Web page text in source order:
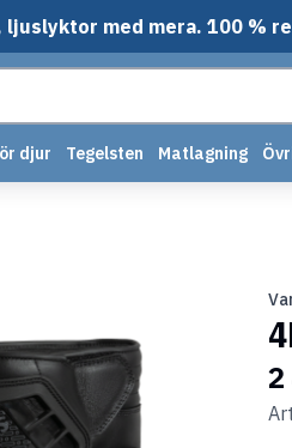
ljuslyktor med mera. 100 %
djur Tegelsten Matlagning
2